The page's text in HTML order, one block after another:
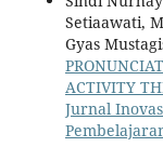
Setiaawati,
Gyas
ACTIVITY
Jurnal